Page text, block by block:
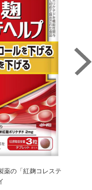
薬の「紅麹コレステ